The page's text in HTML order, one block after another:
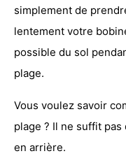
simplement de
lentement votre
possible du sol
plage.
Vous voulez savoir
plage ? Il ne suffit pas
en arrière.